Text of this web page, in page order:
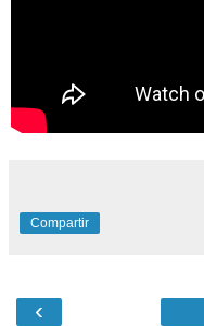
Compartir
‹